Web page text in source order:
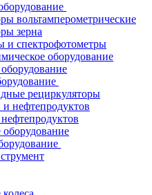
вольтамперометрические
зерна
и спектрофотометры
оборудование
рециркуляторы